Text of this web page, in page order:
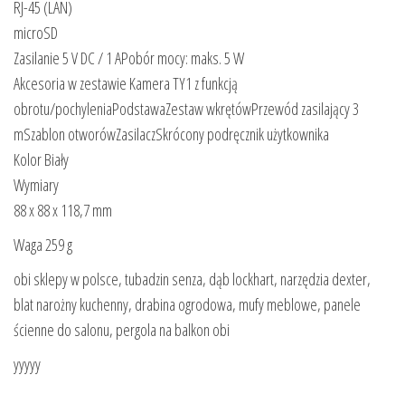
RJ-45 (LAN)
microSD
Zasilanie 5 V DC / 1 APobór mocy: maks. 5 W
Akcesoria w zestawie Kamera TY1 z funkcją
obrotu/pochyleniaPodstawaZestaw wkrętówPrzewód zasilający 3
mSzablon otworówZasilaczSkrócony podręcznik użytkownika
Kolor Biały
Wymiary
88 x 88 x 118,7 mm
Waga 259 g
obi sklepy w polsce, tubadzin senza, dąb lockhart, narzędzia dexter,
blat narożny kuchenny, drabina ogrodowa, mufy meblowe, panele
ścienne do salonu, pergola na balkon obi
yyyyy